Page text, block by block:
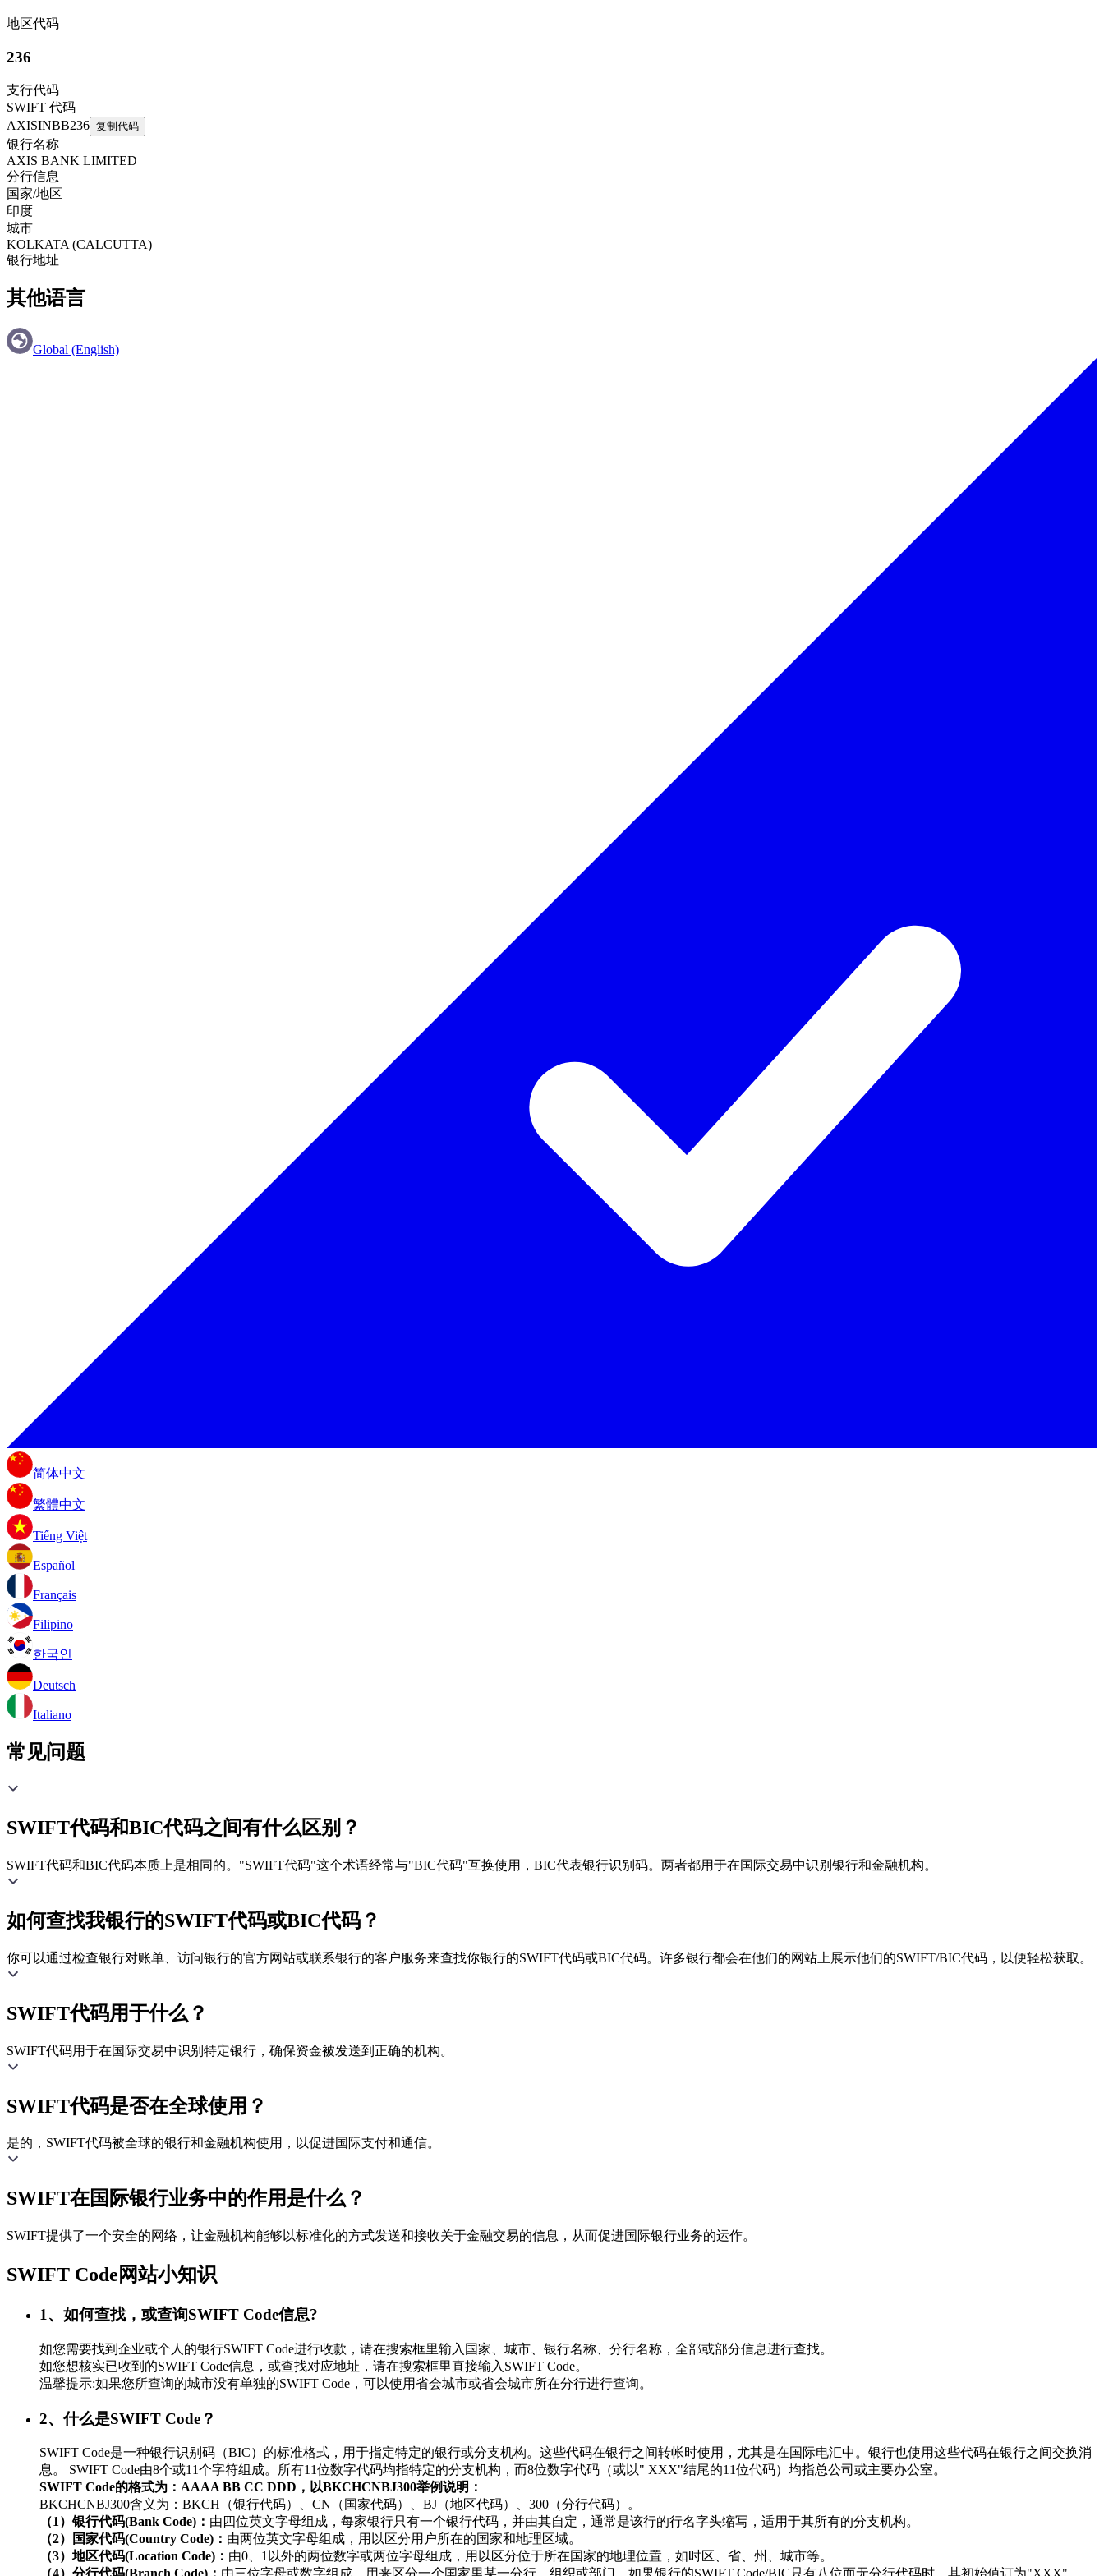
地区代码
236
支行代码
SWIFT 代码
AXISINBB236 复制代码
银行名称
AXIS BANK LIMITED
分行信息
国家/地区
印度
城市
KOLKATA (CALCUTTA)
银行地址
其他语言
Global (English)
简体中文
繁體中文
Tiếng Việt
Español
Français
Filipino
한국인
Deutsch
Italiano
常见问题
SWIFT代码和BIC代码之间有什么区别？
SWIFT代码和BIC代码本质上是相同的。"SWIFT代码"这个术语经常与"BIC代码"互换使用，BIC代表银行识别码。两者都用于在国际交易中识别银行和金融机构。
如何查找我银行的SWIFT代码或BIC代码？
你可以通过检查银行对账单、访问银行的官方网站或联系银行的客户服务来查找你银行的SWIFT代码或BIC代码。许多银行都会在他们的网站上展示他们的SWIFT/BIC代码，以便轻松获取。
SWIFT代码用于什么？
SWIFT代码用于在国际交易中识别特定银行，确保资金被发送到正确的机构。
SWIFT代码是否在全球使用？
是的，SWIFT代码被全球的银行和金融机构使用，以促进国际支付和通信。
SWIFT在国际银行业务中的作用是什么？
SWIFT提供了一个安全的网络，让金融机构能够以标准化的方式发送和接收关于金融交易的信息，从而促进国际银行业务的运作。
SWIFT Code网站小知识
1、如何查找，或查询SWIFT Code信息?
如您需要找到企业或个人的银行SWIFT Code进行收款，请在搜索框里输入国家、城市、银行名称、分行名称，全部或部分信息进行查找。
如您想核实已收到的SWIFT Code信息，或查找对应地址，请在搜索框里直接输入SWIFT Code。
温馨提示:如果您所查询的城市没有单独的SWIFT Code，可以使用省会城市或省会城市所在分行进行查询。
2、什么是SWIFT Code？
SWIFT Code是一种银行识别码（BIC）的标准格式，用于指定特定的银行或分支机构。这些代码在银行之间转帐时使用，尤其是在国际电汇中。银行也使用这些代码在银行之间交换消
息。 SWIFT Code由8个或11个字符组成。所有11位数字代码均指特定的分支机构，而8位数字代码（或以" XXX"结尾的11位代码）均指总公司或主要办公室。
SWIFT Code的格式为：AAAA BB CC DDD，以BKCHCNBJ300举例说明：
BKCHCNBJ300含义为：BKCH（银行代码）、CN（国家代码）、BJ（地区代码）、300（分行代码）。
（1）银行代码(Bank Code)： 由四位英文字母组成，每家银行只有一个银行代码，并由其自定，通常是该行的行名字头缩写，适用于其所有的分支机构。
（2）国家代码(Country Code)： 由两位英文字母组成，用以区分用户所在的国家和地理区域。
（3）地区代码(Location Code)： 由0、1以外的两位数字或两位字母组成，用以区分位于所在国家的地理位置，如时区、省、州、城市等。